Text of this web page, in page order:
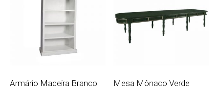
Armário Madeira Branco
Mesa Mônaco Verde